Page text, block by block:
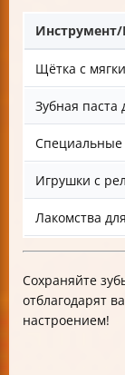
Щётка с
Зубная
Специальные
Игрушки с
Лакомства
Сохраняйте
отблагодарят
настроением!